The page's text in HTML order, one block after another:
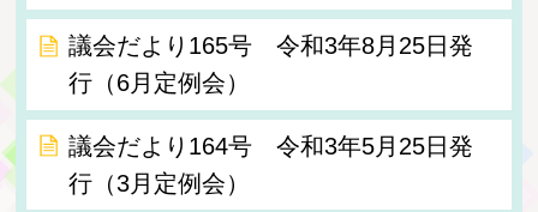
議会だより165号 令和3年8月25日発
行（6月定例会）
議会だより164号 令和3年5月25日発
行（3月定例会）